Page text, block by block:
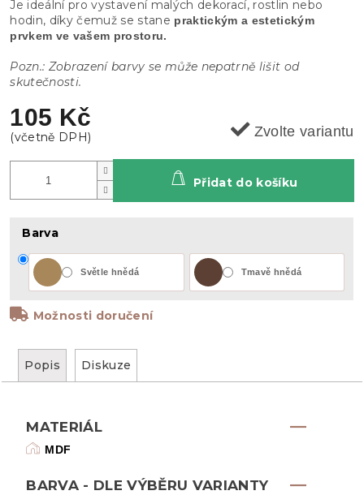
105 Kč
Zvolte variantu
Barva
Světle hnědá Tmavě hnědá
Možnosti doručení
Přidat do košíku
Je ideální pro vystavení malých dekorací, rostlin nebo
hodin, díky čemuž se stane praktickým a estetickým
prvkem ve vašem prostoru.
Pozn.: Zobrazení barvy se může nepatrně lišit od
skutečnosti.
Popis Diskuze
MATERIÁL
MDF
BARVA - DLE VÝBĚRU VARIANTY